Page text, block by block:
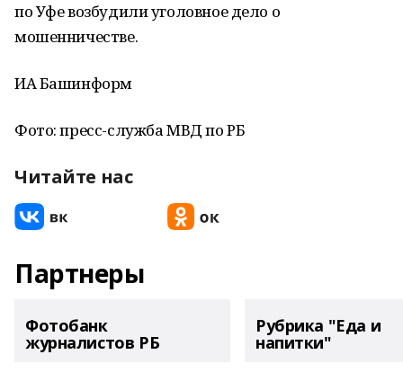
по Уфе возбудили уголовное дело о
мошенничестве.
ИА Башинформ
Фото: пресс-служба МВД по РБ
Читайте нас
Партнеры
Фотобанк
журналистов РБ
Рубрика "Еда и
напитки"